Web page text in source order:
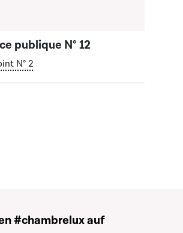
publique N° 12
N° 2
#chambrelux auf